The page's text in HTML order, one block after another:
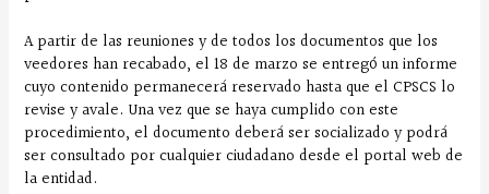
A partir de las reuniones y de todos los documentos que los
veedores han recabado, el 18 de marzo se entregó un informe
cuyo contenido permanecerá reservado hasta que el CPSCS lo
revise y avale. Una vez que se haya cumplido con este
procedimiento, el documento deberá ser socializado y podrá
ser consultado por cualquier ciudadano desde el portal web de
la entidad.